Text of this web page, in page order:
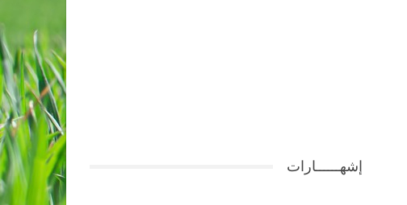
إشهــــــارات